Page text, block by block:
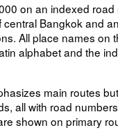
on an indexed road
central Bangkok and
All place names on
alphabet and the
main routes
all with road
shown on primary